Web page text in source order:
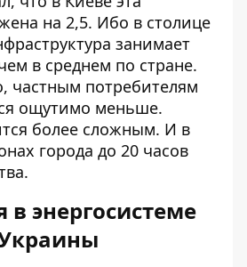
на 2,5. Ибо в столице
занимает
в среднем по стране.
частным потребителям
ощутимо меньше.
более сложным. И в
города до 20 часов
в энергосистеме